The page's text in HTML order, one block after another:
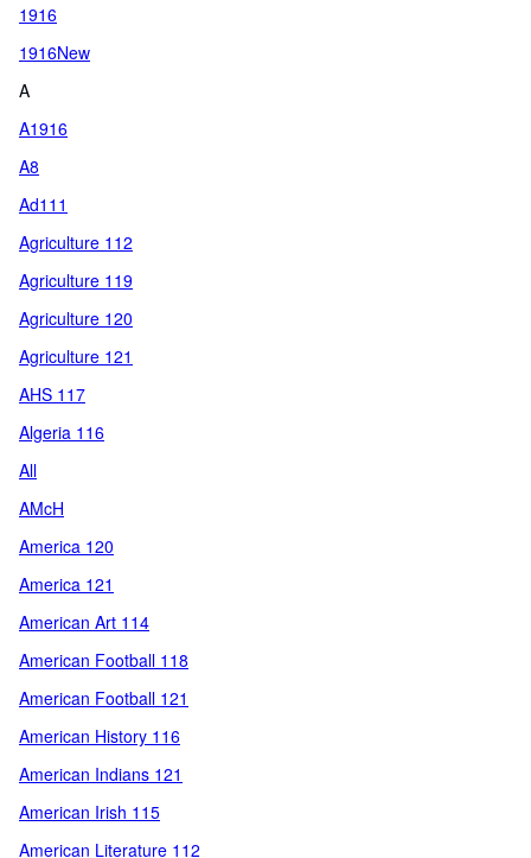
1916
1916New
A
A1916
A8
Ad111
Agriculture 112
Agriculture 119
Agriculture 120
Agriculture 121
AHS 117
Algeria 116
All
AMcH
America 120
America 121
American Art 114
American Football 118
American Football 121
American History 116
American Indians 121
American Irish 115
American Literature 112